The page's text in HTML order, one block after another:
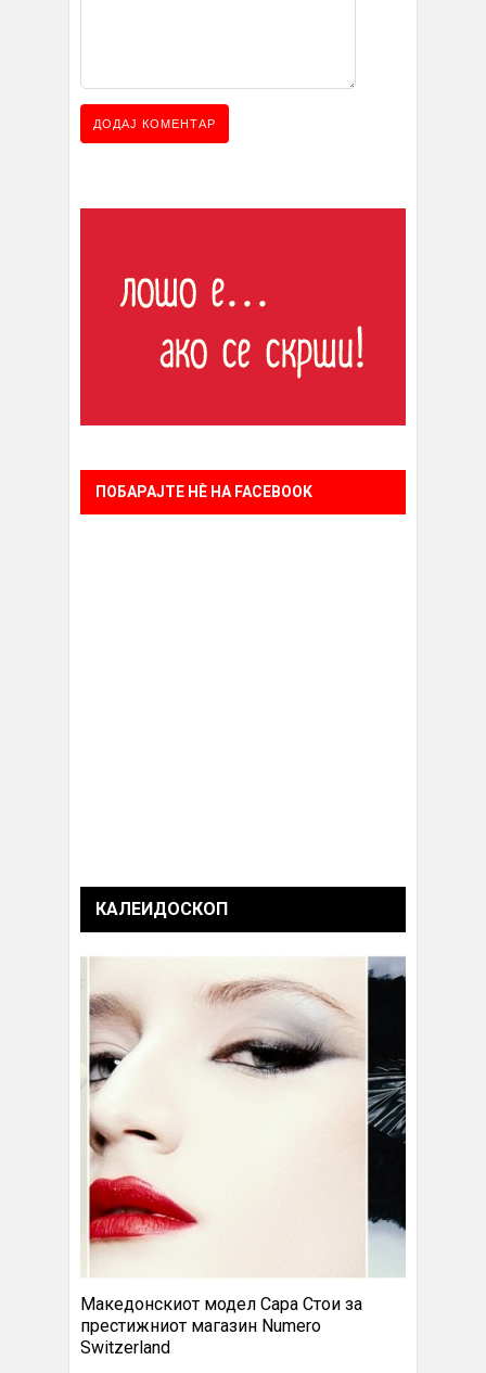
ПОБАРАЈТЕ НÈ НА FACEBOOK
КАЛЕИДОСКОП
Македонскиот модел Сара Стои за
престижниот магазин Numero
Switzerland